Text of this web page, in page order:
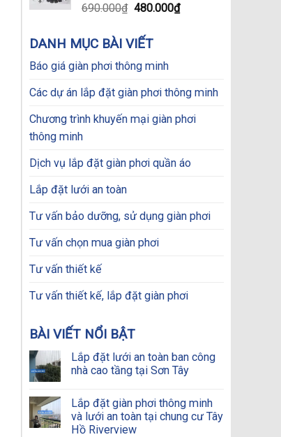
690.000₫ Original
was:
690.000₫.
480.000₫Current
DANH MỤC BÀI VIẾT
Báo giá giàn phơi thông minh
Các dự án lắp đặt giàn phơi thông minh
Chương trình khuyến mại giàn phơi
thông minh
Dịch vụ lắp đặt giàn phơi quần áo
Lắp đặt lưới an toàn
Tư vấn bảo dưỡng, sử dụng giàn phơi
Tư vấn chọn mua giàn phơi
Tư vấn thiết kế
Tư vấn thiết kế, lắp đặt giàn phơi
BÀI VIẾT NỔI BẬT
Lắp đặt lưới an toàn ban công
nhà cao tầng tại Sơn Tây
Lắp đặt giàn phơi thông minh
và lưới an toàn tại chung cư Tây
Hồ Riverview